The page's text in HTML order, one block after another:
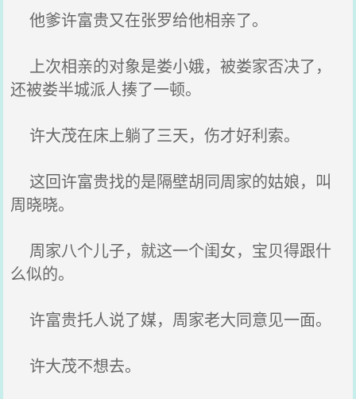
他爹许富贵又在张罗给他相亲了。
上次相亲的对象是娄小娥，被娄家否决了，
还被娄半城派人揍了一顿。
许大茂在床上躺了三天，伤才好利索。
这回许富贵找的是隔壁胡同周家的姑娘，叫
周晓晓。
周家八个儿子，就这一个闺女，宝贝得跟什
么似的。
许富贵托人说了媒，周家老大同意见一面。
许大茂不想去。